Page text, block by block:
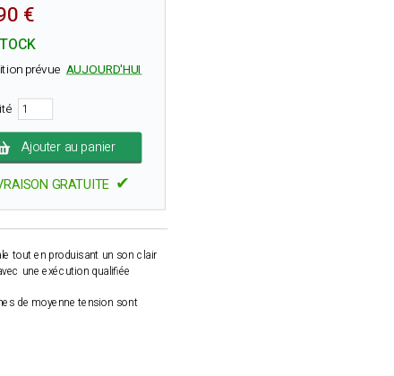
€
prévueAUJOURD'HUI
Ajouter au panier
GRATUITE ✔
tout en produisant un son clair
une exécution qualifiée
de moyenne tension sont